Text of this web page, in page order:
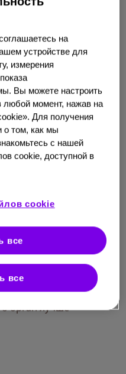
влияют на
для поддержания
веса. При
печени молекулы
органа. Это
ткани
3–5 % помогает
2
не изучен.
тканей к инсулину. В
жирных кислот,
стимулирует приток
орган лучше
на
устройстве для
измерения
Вы можете настроить
любой момент, нажав на
Для получения
о том, как мы
с нашей
cookie, доступной в
cookie
все
все